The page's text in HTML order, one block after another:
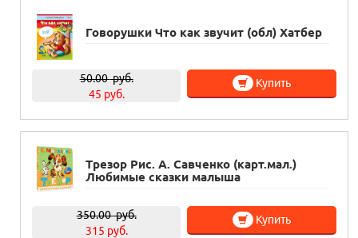
Говорушки Что как звучит (обл) Хатбер
50.00руб.
45 руб.
Купить
Трезор Рис. А. Савченко (карт.мал.)
Любимые сказки малыша
350.00руб.
315 руб.
Купить